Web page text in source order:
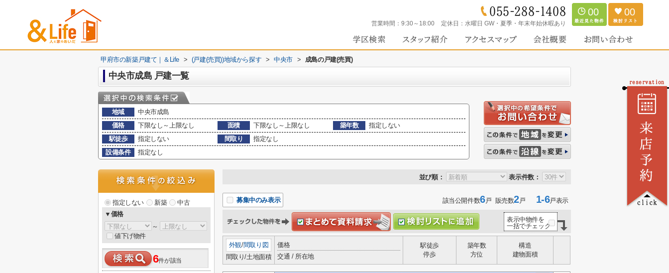
営業時間： 9:30～18:00 定休日： 水曜日 GW・夏季・年末年始休暇あり
00 00
甲府市の新築戸建て｜＆Life > (戸建(売買))地域から探す > 中央市 > 成島の戸建(売買)
中央市成島 戸建一覧
地域
中央市成島
価格
下限なし～上限なし 面積 下限なし～上限なし 築年数
指定しない
駅徒歩
指定しない 間取り
指定なし
設備条件
指定なし
並び順： 表示件数：
募集中のみ表示 該当公開件数6戸 販売数2戸 1-6戸表示
表示中物件を
一括でチェック
外観/間取り図
間取り/土地面積
価格
交通 / 所在地
駅徒歩
停歩
築年数
方位
構造
建物面積
指定しない 新築
中古
▼価格
～
値下げ物件
6件が該当